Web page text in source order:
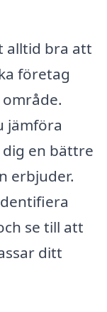
alltid bra att
företag
jämföra
en bättre
erbjuder.
se till att
ditt